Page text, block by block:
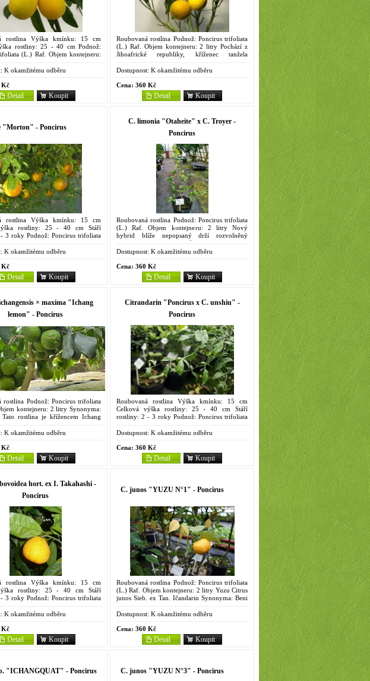
rostlina Výška kmínku: 15 cm
rostliny: 25 - 40 cm Podnož:
(L.) Raf. Objem kontejneru:
K okamžitému odběru
Kč
Koupit
Detail
Roubovaná rostlina Podnož: Poncirus trifoliata
(L.) Raf. Objem kontejneru: 2 litry Pochází z
Jihoafrické republiky, kříženec tanžela
vzrůstný, listy...
Dostupnost: K okamžitému odběru
Cena: 360 Kč
Koupit
Detail
"Morton" - Poncirus
rostlina Výška kmínku: 15 cm
rostliny: 25 - 40 cm Stáří
3 roky Podnož: Poncirus trifoliata
K okamžitému odběru
Kč
Koupit
Detail
C. limonia "Otaheite" x C. Troyer -
Poncirus
Roubovaná rostlina Podnož: Poncirus trifoliata
(L.) Raf. Objem kontejneru: 2 litry Nový
hybrid blíže nepopsaný drží rozvolněný
habitus. Větvičky bez trnů. Listy 10 - 15 cm
dlouhé a 4 - 6 cm široké...
Dostupnost: K okamžitému odběru
Cena: 360 Kč
Koupit
Detail
× maxima "Ichang
lemon" - Poncirus
rostlina Podnož: Poncirus trifoliata
kontejneru: 2 litry Synonyma:
Tato rostlina je křížencem Ichang
K okamžitému odběru
Kč
Koupit
Detail
Citrandarin "Poncirus x C. unshiu" -
Poncirus
Roubovaná rostlina Výška kmínku: 15 cm
Celková výška rostliny: 25 - 40 cm Stáří
rostliny: 2 - 3 roky Podnož: Poncirus trifoliata
Pravděpodobně...
Dostupnost: K okamžitému odběru
Cena: 360 Kč
Koupit
Detail
hort. ex I. Takahashi -
Poncirus
rostlina Výška kmínku: 15 cm
rostliny: 25 - 40 cm Stáří
3 roky Podnož: Poncirus trifoliata
příbuzná...
K okamžitému odběru
Kč
Koupit
Detail
C. junos "YUZU N°1" - Poncirus
Roubovaná rostlina Podnož: Poncirus trifoliata
(L.) Raf. Objem kontejneru: 2 litry Yuzu Citrus
junos Sieb. ex Tan. Ičandarin Synonyma: Beni
yuzu,...
Dostupnost: K okamžitému odběru
Cena: 360 Kč
Koupit
Detail
"ICHANGQUAT" - Poncirus C. junos "YUZU N°3" - Poncirus